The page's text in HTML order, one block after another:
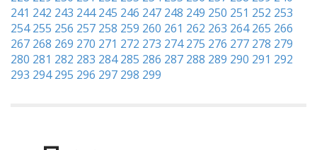
241 242 243 244 245 246 247 248 249 250 251 252 253
254 255 256 257 258 259 260 261 262 263 264 265 266
267 268 269 270 271 272 273 274 275 276 277 278 279
280 281 282 283 284 285 286 287 288 289 290 291 292
293 294 295 296 297 298 299